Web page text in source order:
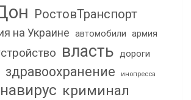
РостовТранспорт
на Украине автомобили армия
власть дороги
здравоохранение инопресса
криминал